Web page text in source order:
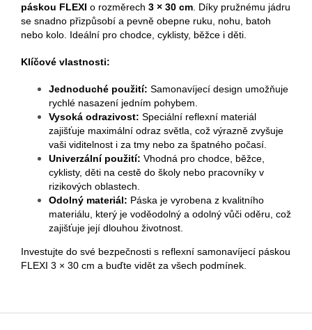
páskou FLEXI o rozměrech 3 × 30 cm . Díky pružnému jádru
se snadno přizpůsobí a pevně obepne ruku, nohu, batoh
nebo kolo. Ideální pro chodce, cyklisty, běžce i děti.
Klíčové vlastnosti:
Jednoduché použití: Samonavíjecí design umožňuje
rychlé nasazení jedním pohybem.
Vysoká odrazivost: Speciální reflexní materiál
zajišťuje maximální odraz světla, což výrazně zvyšuje
vaši viditelnost i za tmy nebo za špatného počasí.
Univerzální použití: Vhodná pro chodce, běžce,
cyklisty, děti na cestě do školy nebo pracovníky v
rizikových oblastech.
Odolný materiál: Páska je vyrobena z kvalitního
materiálu, který je voděodolný a odolný vůči oděru, což
zajišťuje její dlouhou životnost.
Investujte do své bezpečnosti s reflexní samonavíjecí páskou
FLEXI 3 × 30 cm a buďte vidět za všech podmínek.
Z